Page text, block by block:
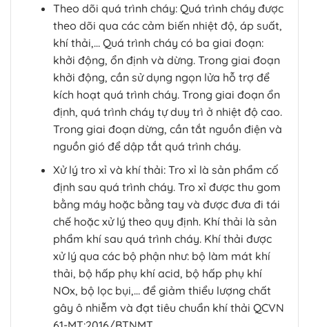
Theo dõi quá trình cháy: Quá trình cháy được
theo dõi qua các cảm biến nhiệt độ, áp suất,
khí thải,… Quá trình cháy có ba giai đoạn:
khởi động, ổn định và dừng. Trong giai đoạn
khởi động, cần sử dụng ngọn lửa hỗ trợ để
kích hoạt quá trình cháy. Trong giai đoạn ổn
định, quá trình cháy tự duy trì ở nhiệt độ cao.
Trong giai đoạn dừng, cần tắt nguồn điện và
nguồn gió để dập tắt quá trình cháy.
Xử lý tro xỉ và khí thải: Tro xỉ là sản phẩm cố
định sau quá trình cháy. Tro xỉ được thu gom
bằng máy hoặc bằng tay và được đưa đi tái
chế hoặc xử lý theo quy định. Khí thải là sản
phẩm khí sau quá trình cháy. Khí thải được
xử lý qua các bộ phận như: bộ làm mát khí
thải, bộ hấp phụ khí acid, bộ hấp phụ khí
NOx, bộ lọc bụi,… để giảm thiểu lượng chất
gây ô nhiễm và đạt tiêu chuẩn khí thải QCVN